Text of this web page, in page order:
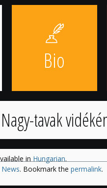
Bio
tavak
in Hungarian.
News. Bookmark the permalink.